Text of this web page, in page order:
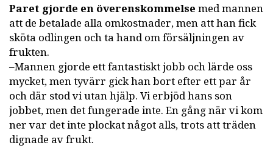
Paret gjorde en överenskommelse med mannen
att de betalade alla omkostnader, men att han fick
sköta odlingen och ta hand om försäljningen av
frukten.
–Mannen gjorde ett fantastiskt jobb och lärde oss
mycket, men tyvärr gick han bort efter ett par år
och där stod vi utan hjälp. Vi erbjöd hans son
jobbet, men det fungerade inte. En gång när vi kom
ner var det inte plockat något alls, trots att träden
dignade av frukt.